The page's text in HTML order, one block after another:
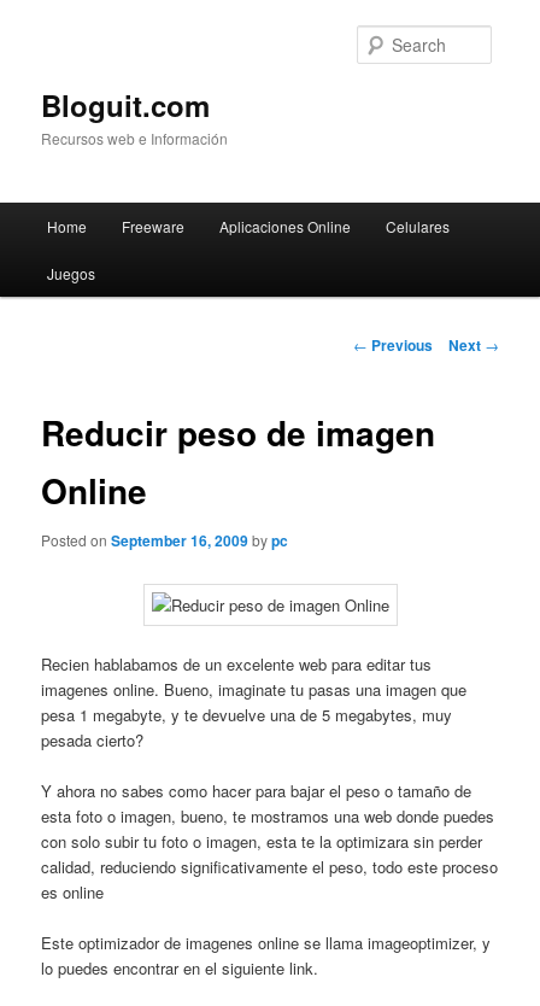
Bloguit.com
Recursos web e Información
Skip
to
Home Freeware Aplicaciones Online Celulares
Juegos
Post
← Previous Next →
Reducir peso de imagen
Online
Posted onSeptember 16, 2009bypc
Recien hablabamos de un excelente web para editar tus
imagenes online. Bueno, imaginate tu pasas una imagen que
pesa 1 megabyte, y te devuelve una de 5 megabytes, muy
pesada cierto?
Y ahora no sabes como hacer para bajar el peso o tamaño de
esta foto o imagen, bueno, te mostramos una web donde puedes
con solo subir tu foto o imagen, esta te la optimizara sin perder
calidad, reduciendo significativamente el peso, todo este proceso
es online
Este optimizador de imagenes online se llama imageoptimizer, y
lo puedes encontrar en el siguiente link.